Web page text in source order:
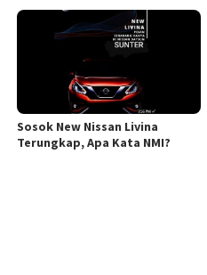
Sosok New Nissan Livina
Terungkap, Apa Kata NMI?